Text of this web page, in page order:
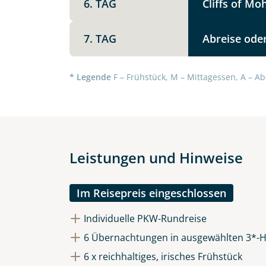
6. TAG Cliffs of
7. TAG Abreise
* Legende F – Frühstück, M – Mittagessen, A –
Leistungen und Hinweise
Im Reisepreis eingeschlossen
Individuelle PKW-Rundreise
6 Übernachtungen in ausgewählten 3*-
6 x reichhaltiges, irisches Frühstück
Datenschutz & Transparenz
Die Anfrage wird via SSL